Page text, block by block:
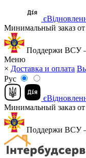
Минимальный заказ от
Поддержи ВСУ
Меню
× Доставка и оплата
Рус
Минимальный заказ от
Поддержи ВСУ